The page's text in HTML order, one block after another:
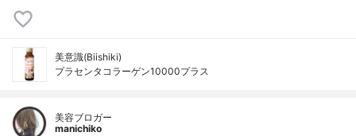
美意識(Biishiki)
プラセンタコラーゲン10000プラス
美容ブロガー
manichiko